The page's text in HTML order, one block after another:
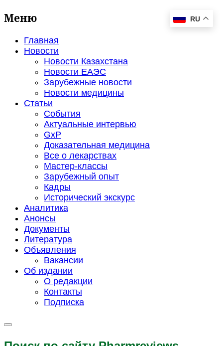
Меню
Главная
Новости
Новости Казахстана
Новости ЕАЭС
Зарубежные новости
Новости медицины
Статьи
События
Актуальные интервью
GxP
Доказательная медицина
Все о лекарствах
Мастер-классы
Зарубежный опыт
Кадры
Исторический экскурс
Аналитика
Анонсы
Документы
Литература
Объявления
Вакансии
Об издании
О редакции
Контакты
Подписка
RU